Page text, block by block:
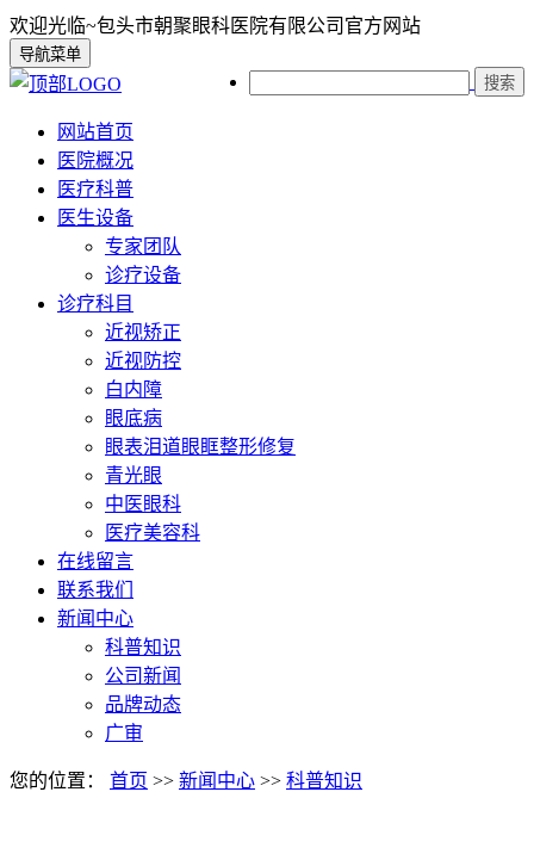
欢迎光临~包头市朝聚眼科医院有限公司官方网站
搜索
导航菜单
网站首页
医院概况
医疗科普
医生设备
专家团队
诊疗设备
诊疗科目
近视矫正
近视防控
白内障
眼底病
眼表泪道眼眶整形修复
青光眼
中医眼科
医疗美容科
在线留言
联系我们
新闻中心
科普知识
公司新闻
品牌动态
广审
您的位置： 首页 >> 新闻中心 >> 科普知识